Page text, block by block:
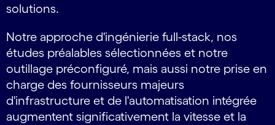
solutions.
Notre approche d'ingénierie full-stack, nos
études préalables sélectionnées et notre
outillage préconfiguré, mais aussi notre prise en
charge des fournisseurs majeurs
d'infrastructure et de l'automatisation intégrée
augmentent significativement la vitesse et la